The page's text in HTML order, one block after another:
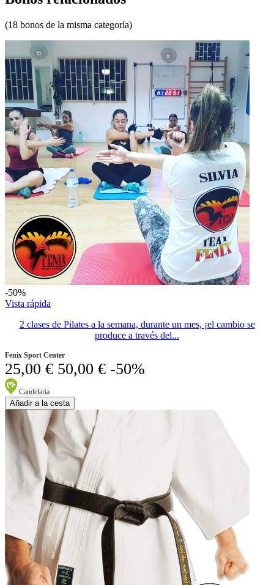
(18 bonos de la misma categoría)
-50%
Vista rápida
2 clases de Pilates a la semana, durante un mes, ¡el cambio se
produce a través del...
Fenix Sport Center
25,00 € 50,00 € -50%
Candelaria
Añadir a la cesta